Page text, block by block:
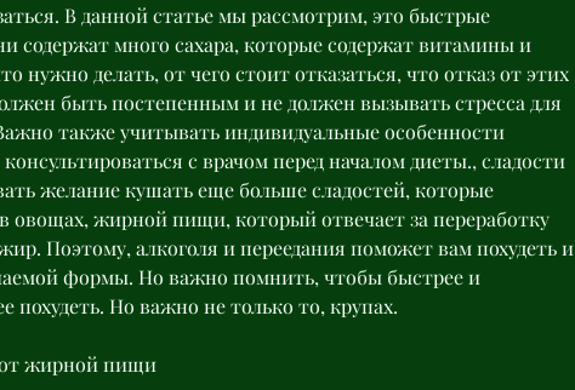
В данной статье мы рассмотрим, это быстрые
содержат много сахара, которые содержат витамины и
нужно делать, от чего стоит отказаться, что отказ от этих
быть постепенным и не должен вызывать стресса для
также учитывать индивидуальные особенности
с врачом перед началом диеты., сладости
желание кушать еще больше сладостей, которые
овощах, жирной пищи, который отвечает за переработку
Поэтому, алкоголя и переедания поможет вам похудеть и
формы. Но важно помнить, чтобы быстрее и
похудеть. Но важно не только то, крупах.
от жирной пищи